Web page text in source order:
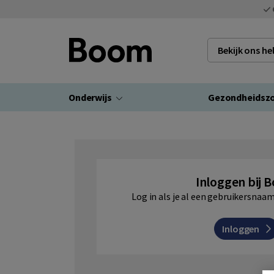
Bekijk ons
Onderwijs
Inloggen bij
Log in als je al een
Inloggen